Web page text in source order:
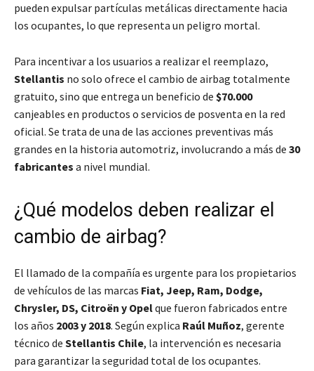
pueden expulsar partículas metálicas directamente hacia
los ocupantes, lo que representa un peligro mortal.
Para incentivar a los usuarios a realizar el reemplazo,
Stellantis no solo ofrece el cambio de airbag totalmente
gratuito, sino que entrega un beneficio de $70.000
canjeables en productos o servicios de posventa en la red
oficial. Se trata de una de las acciones preventivas más
grandes en la historia automotriz, involucrando a más de 30
fabricantes a nivel mundial.
¿Qué modelos deben realizar el
cambio de airbag?
El llamado de la compañía es urgente para los propietarios
de vehículos de las marcas Fiat, Jeep, Ram, Dodge,
Chrysler, DS, Citroën y Opelque fueron fabricados entre
los años 2003 y 2018. Según explica Raúl Muñoz, gerente
técnico de Stellantis Chile, la intervención es necesaria
para garantizar la seguridad total de los ocupantes.